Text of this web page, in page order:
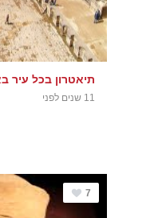
תיאטרון בכל עיר
11 שנים לפני
7